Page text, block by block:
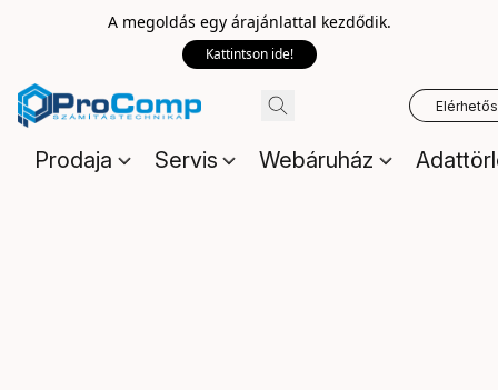
A megoldás egy árajánlattal kezdődik.
Kattintson ide!
Prodaja Servis Webáruház